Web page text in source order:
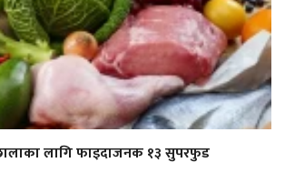
लागि फाइदाजनक १३ सुपरफुड